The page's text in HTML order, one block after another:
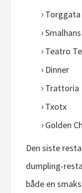
Torggata
Smalhans
Teatro
Dinner
Trattoria
Txotx
Golden
Den siste
dumpling-
både en